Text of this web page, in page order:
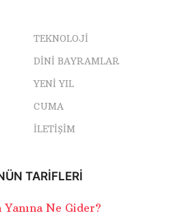
TEKNOLOJI
DINI BAYRAMLAR
YENI YIL
CUMA
İLETIŞIM
TARIFLERI
Yanına Ne Gider?